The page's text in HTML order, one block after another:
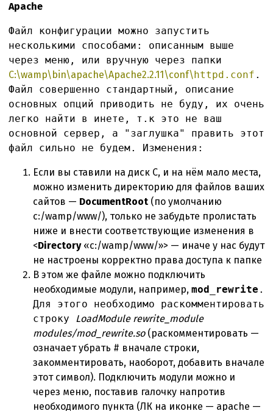
Apache
Файл конфигурации можно запустить
несколькими способами: описанным выше
через меню, или вручную через папки
C:\wamp\bin\apache\Apache2.2.11\conf\ httpd.conf .
Файл совершенно стандартный, описание
основных опций приводить не буду, их очень
легко найти в инете, т.к это не ваш
основной сервер, а "заглушка" править этот
файл сильно не будем. Изменения:
Если вы ставили на диск С, и на нём мало места,
можно изменить директорию для файлов ваших
сайтов — DocumentRoot (по умолчанию
c:/wamp/www/), только не забудьте пролистать
ниже и внести соответствующие изменения в
<Directory«c:/wamp/www/»> — иначе у нас будут
не настроены корректно права доступа к папке
В этом же файле можно подключить
необходимые модули, например, mod_rewrite .
Для этого необходимо раскомментировать
строку LoadModule rewrite_module
modules/mod_rewrite.so (раскомментировать —
означает убрать # вначале строки,
закомментировать, наоборот, добавить вначале
этот символ). Подключить модули можно и
через меню, поставив галочку напротив
необходимого пункта (ЛК на иконке — apache —